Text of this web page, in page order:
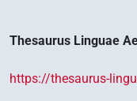
Thesaurus Linguae
https://thesaurus-